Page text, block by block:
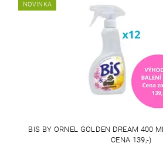
NOVINKA
BIS BY ORNEL GOLDEN DREAM 400
CENA 139,-)